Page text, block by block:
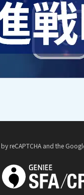
reCAPTCHA and the